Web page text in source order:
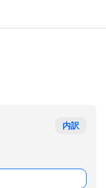
内訳